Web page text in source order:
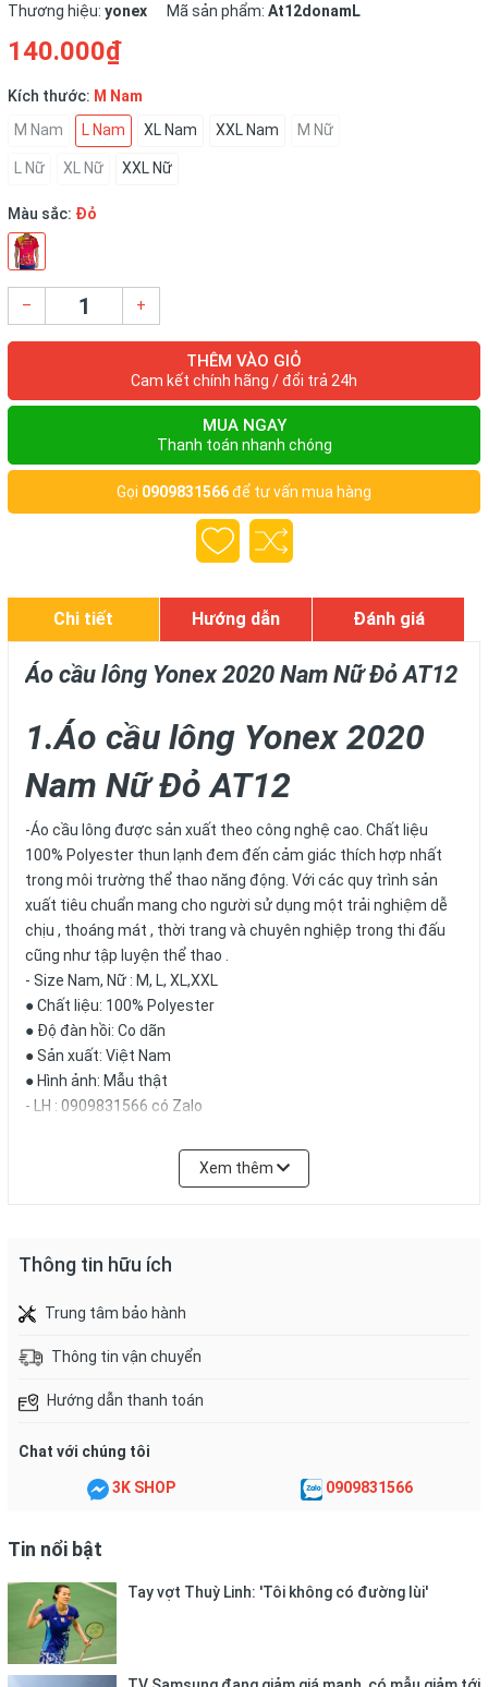
Thương hiệu: yonex Mã sản phẩm: At12donamL
140.000₫
Kích thước: M Nam
M Nam
L Nam XL Nam XXL Nam M Nữ
L Nữ XL Nữ XXL Nữ
Màu sắc: Đỏ
– +
THÊM VÀO GIỎ
Cam kết chính hãng / đổi trả 24h
MUA NGAY
Thanh toán nhanh chóng
Gọi 0909831566để tư vấn mua hàng
Chi tiết Hướng dẫn Đánh giá
Áo cầu lông Yonex 2020 Nam Nữ Đỏ AT12
1.Áo cầu lông Yonex 2020
Nam Nữ Đỏ AT12
-Áo cầu lông được sản xuất theo công nghệ cao. Chất liệu
100% Polyester thun lạnh đem đến cảm giác thích hợp nhất
trong môi trường thể thao năng động. Với các quy trình sản
xuất tiêu chuẩn mang cho người sử dụng một trải nghiệm dễ
chịu , thoáng mát , thời trang và chuyên nghiệp trong thi đấu
cũng như tập luyện thể thao .
- Size Nam, Nữ : M, L, XL,XXL
● Chất liệu: 100% Polyester
● Độ đàn hồi: Co dãn
● Sản xuất: Việt Nam
● Hình ảnh: Mẫu thật
- LH : 0909831566 có Zalo
-Áo cầu lông được sản xuất theo công nghệ cao. Chất liệu
100% Polyester thun lạnh đem đến cảm giác thích hợp nhất
trong môi trường thể thao năng động. Với các quy trình sản
xuất tiêu chuẩn mang cho người sử dụng một trải nghiệm dễ
chịu , thoáng mát , thời trang và chuyên nghiệp trong thi đấu
Xem thêm
Thông tin hữu ích
Trung tâm bảo hành
Thông tin vận chuyển
Hướng dẫn thanh toán
Chat với chúng tôi
3K SHOP 0909831566
Tin nổi bật
Tay vợt Thuỳ Linh: 'Tôi không có đường lùi'